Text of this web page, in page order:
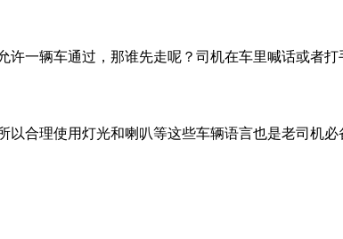
许一辆车通过，那谁先走呢？司机在车里喊话或者
以合理使用灯光和喇叭等这些车辆语言也是老司机必